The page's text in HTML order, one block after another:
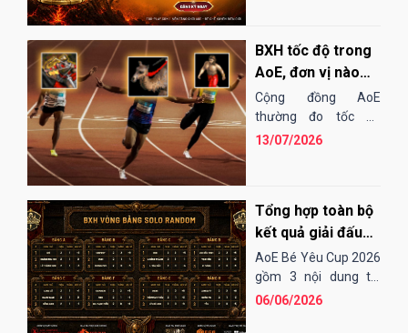
BXH tốc độ trong
AoE, đơn vị nào
"chạy" nhanh
nhất?
Cộng đồng AoE
thường đo tốc độ
chạy của các đơn vị
13/07/2026
Tổng hợp toàn bộ
kết quả giải đấu
AoE Bé Yêu Cup
2026
AoE Bé Yêu Cup 2026
gồm 3 nội dung thi
đấu: Solo Random,
06/06/2026